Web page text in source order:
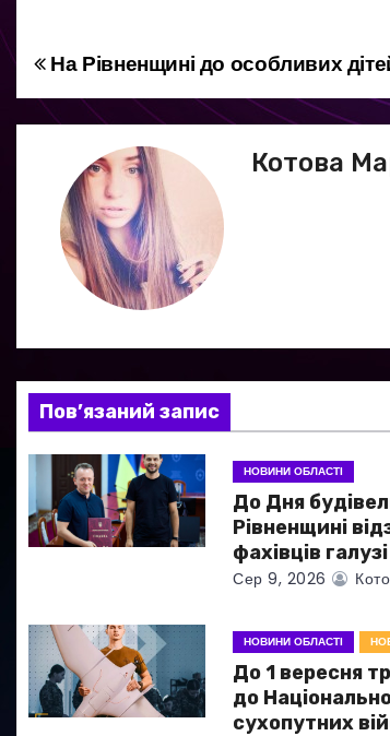
Н
а
ц
і
я
а
и
с
і
На Рівненщині до особливих
Котова
Пов’язаний запис
НОВИНИ ОБЛАСТІ
До Дня
Рівненщині
фахівців галузі
Сер 9, 2026
НОВИНИ ОБЛАСТІ
До 1 вересня
до
сухопутних